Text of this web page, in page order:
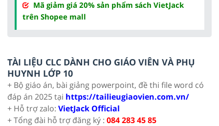
Mã giảm giá 20% sản phẩm sách VietJack
trên Shopee mall
TÀI LIỆU CLC DÀNH CHO GIÁO VIÊN VÀ PHỤ
HUYNH LỚP 10
+ Bộ giáo án, bài giảng powerpoint, đề thi file word có
đáp án 2025 tại https://tailieugiaovien.com.vn/
+ Hỗ trợ zalo: VietJack Official
+ Tổng đài hỗ trợ đăng ký : 084 283 45 85